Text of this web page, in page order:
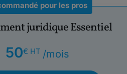
pour les pros
juridique Essentiel
50€ HT /mois